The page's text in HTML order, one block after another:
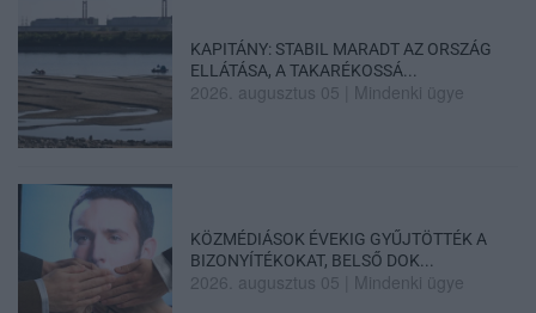
KAPITÁNY: STABIL MARADT AZ ORSZÁG
ELLÁTÁSA, A TAKARÉKOSSÁ...
2026. augusztus 05 Mindenki ügye
KÖZMÉDIÁSOK ÉVEKIG GYŰJTÖTTÉK A
BIZONYÍTÉKOKAT, BELSŐ DOK...
2026. augusztus 05 Mindenki ügye